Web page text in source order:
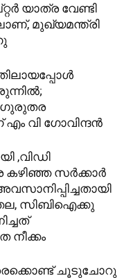
യാത്ര വേണ്ടി
മുഖ്യമന്ത്രി
ഗുരുതര
വി ​ഗോവിന്ദൻ
,വിഡി
കഴിഞ്ഞ സര്‍ക്കാര്‍
സിബിഐക്കു
നീക്കം
ചൂടുചോറു